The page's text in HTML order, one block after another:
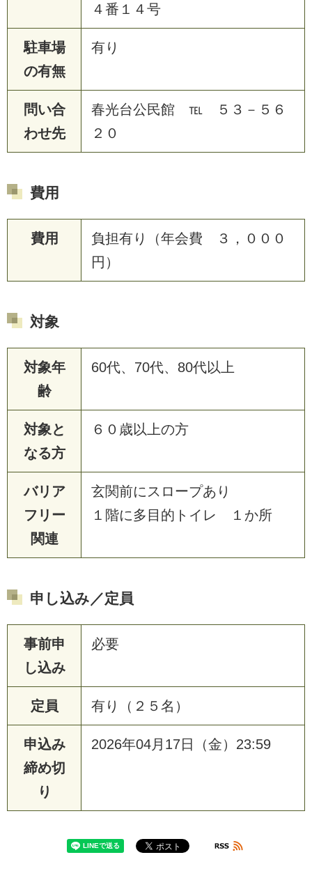
４番１４号
駐車場
の有無
有り
問い合
わせ先
春光台公民館 ℡ ５３－５６
２０
費用
費用
負担有り（年会費 ３，０００
円）
対象
対象年
齢
60代、70代、80代以上
対象と
なる方
６０歳以上の方
バリア
フリー
関連
玄関前にスロープあり
１階に多目的トイレ １か所
申し込み／定員
事前申
し込み
必要
定員 有り（２５名）
申込み
締め切
り
2026年04月17日（金）23:59